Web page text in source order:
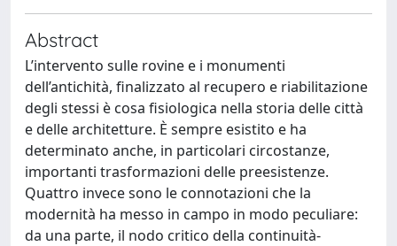
Abstract
L’intervento sulle rovine e i monumenti
dell’antichità, finalizzato al recupero e riabilitazione
degli stessi è cosa fisiologica nella storia delle città
e delle architetture. È sempre esistito e ha
determinato anche, in particolari circostanze,
importanti trasformazioni delle preesistenze.
Quattro invece sono le connotazioni che la
modernità ha messo in campo in modo peculiare:
da una parte, il nodo critico della continuità-